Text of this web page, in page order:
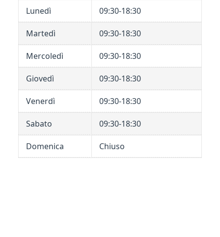
Lunedì 09:30-18:30
Martedì 09:30-18:30
Mercoledì 09:30-18:30
Giovedì 09:30-18:30
Venerdì 09:30-18:30
Sabato 09:30-18:30
Domenica Chiuso